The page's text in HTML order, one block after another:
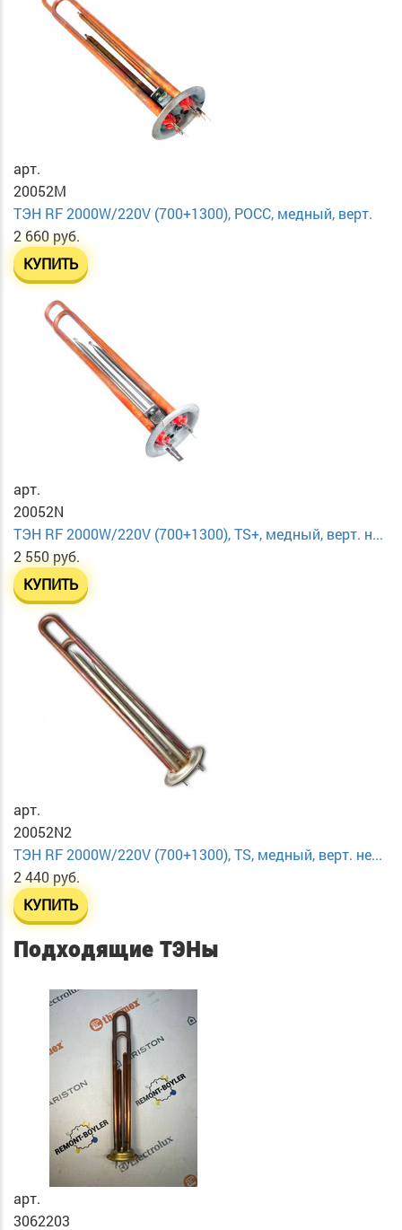
арт.
20052M
ТЭН RF 2000W/220V (700+1300), РОСС, медный, верт.
2 660 руб.
КУПИТЬ
арт.
20052N
ТЭН RF 2000W/220V (700+1300), TS+, медный, верт. н...
2 550 руб.
КУПИТЬ
арт.
20052N2
ТЭН RF 2000W/220V (700+1300), TS, медный, верт. не...
2 440 руб.
КУПИТЬ
Подходящие ТЭНы
арт.
3062203